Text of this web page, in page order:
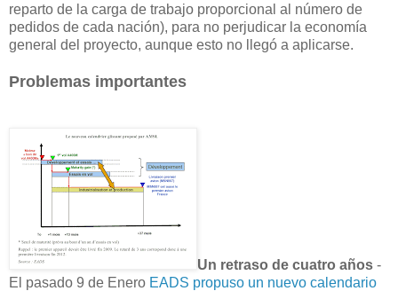
reparto de la carga de trabajo proporcional al número de
pedidos de cada nación), para no perjudicar la economía
general del proyecto, aunque esto no llegó a aplicarse.
Problemas importantes
Un retraso de cuatro años -
El pasado 9 de Enero EADS propuso un nuevo calendario